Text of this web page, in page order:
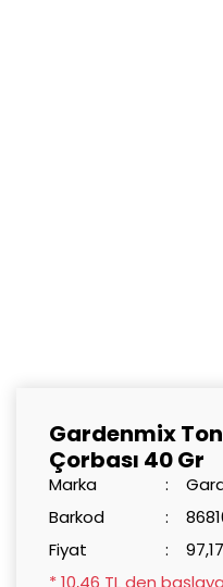
Gardenmix Ton
Çorbası 40 Gr
Marka
Barkod
Fiyat
* 10,46 TL den